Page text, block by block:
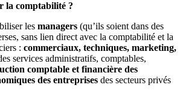
la comptabilité ?
les managers (qu’ils soient dans des
sans lien direct avec la comptabilité et la
: commerciaux, techniques, marketing,
services administratifs, comptables,
comptable et financière des
des entreprises des secteurs privés